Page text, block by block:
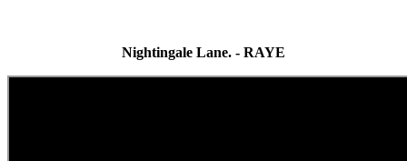
Nightingale Lane. - RAYE